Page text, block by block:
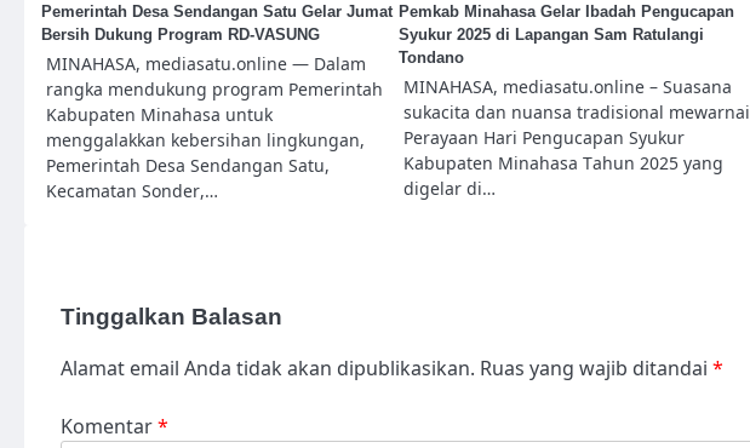
Pemerintah Desa Sendangan Satu Gelar Jumat
Bersih Dukung Program RD-VASUNG
MINAHASA, mediasatu.online — Dalam
rangka mendukung program Pemerintah
Kabupaten Minahasa untuk
menggalakkan kebersihan lingkungan,
Pemerintah Desa Sendangan Satu,
Kecamatan Sonder,…
Pemkab Minahasa Gelar Ibadah Pengucapan
Syukur 2025 di Lapangan Sam Ratulangi
Tondano
MINAHASA, mediasatu.online – Suasana
sukacita dan nuansa tradisional mewarnai
Perayaan Hari Pengucapan Syukur
Kabupaten Minahasa Tahun 2025 yang
digelar di…
Tinggalkan Balasan
Alamat email Anda tidak akan dipublikasikan. Ruas yang wajib ditandai *
Komentar*